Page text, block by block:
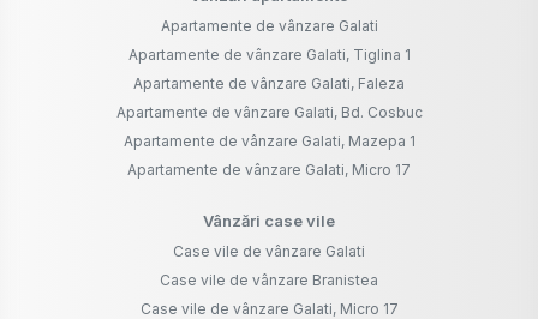
Apartamente de vânzare Galati
Apartamente de vânzare Galati, Tiglina 1
Apartamente de vânzare Galati, Faleza
Apartamente de vânzare Galati, Bd. Cosbuc
Apartamente de vânzare Galati, Mazepa 1
Apartamente de vânzare Galati, Micro 17
Vânzări case vile
Case vile de vânzare Galati
Case vile de vânzare Branistea
Case vile de vânzare Galati, Micro 17